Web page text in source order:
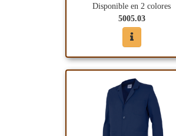
Disponible en 2 colores
5005.03